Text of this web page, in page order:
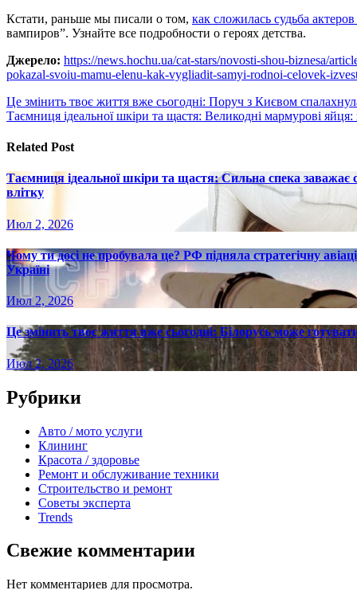
Кстати, раньше мы писали о том, как сложилась судьба
вампиров”. Узнайте все подробности о героях детства.
Джерело: https://news.hochu.ua/cat-stars/novosti-shou-biznesa/
pokazal-svoiu-mamu-elenu-kak-vygliadit-samyi-rodnoi-celovek-
Навигация
по
записям
Це змінить твоє життя вже сьогодні: Поруч з Києвом
Таємниця ідеальної шкіри та щастя: Великодні мармурові
Related Post
Таємниця ідеальної шкіри та щастя: Сильна спека
влітку
Июл 2, 2026
Чому ти досі не пробувала це? РФ підняла стратегічну
Україні
Июл 2, 2026
Це змінить твоє життя вже сьогодні: Білорусь може
Июл 2, 2026
Рубрики
Авто / мото услуги
Клининг
Красота / здоровье
Ремонт и обслуживание техники
Строительство и ремонт
Советы эксперта
Trends
Свежие комментарии
Нет комментариев для просмотра.